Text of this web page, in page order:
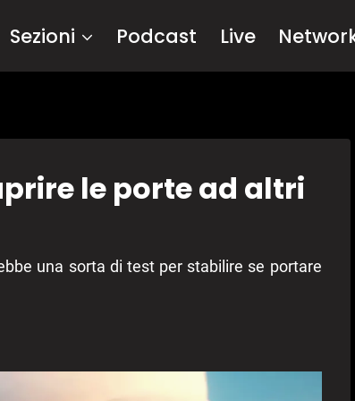
Sezioni Podcast Live
le porte ad altri
una sorta di test per stabilire se portare